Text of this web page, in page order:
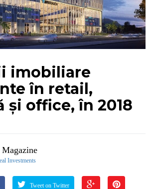
imobiliare
în retail,
și office, în 2018
Magazine
Investments
Tweet on Twitter